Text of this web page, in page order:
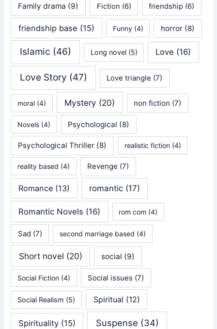
Family drama (9) Fiction (6) friendship (6)
friendship base (15) Funny(4) horror (8)
Islamic (46) Long novel(5) Love (16)
Love Story (47) Love triangle (7)
moral (4) Mystery (20) non fiction (7)
Novels (4) Psychological (8)
Psychological Thriller (8) realistic fiction(4)
reality based (4) Revenge (7)
Romance (13) romantic(17)
Romantic Novels (16) rom com (4)
Sad (7) second marriage based (4)
Short novel (20) social (9)
Social Fiction (4) Social issues (7)
Social Realism (5) Spiritual (12)
Spirituality (15) Suspense (34)